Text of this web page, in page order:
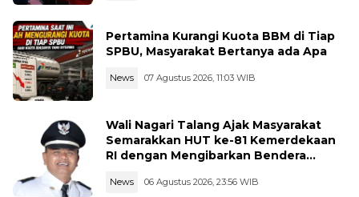
Pertamina Kurangi Kuota BBM di Tiap
SPBU, Masyarakat Bertanya ada Apa
News 07 Agustus 2026, 11:03 WIB
Wali Nagari Talang Ajak Masyarakat
Semarakkan HUT ke-81 Kemerdekaan
RI dengan Mengibarkan Bendera
News 06 Agustus 2026, 23:56 WIB